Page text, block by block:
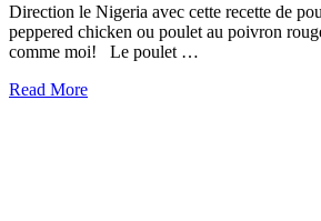
Direction le Nigeria avec cette recette de
peppered chicken ou poulet au poivron
comme moi! Le poulet …
Read More